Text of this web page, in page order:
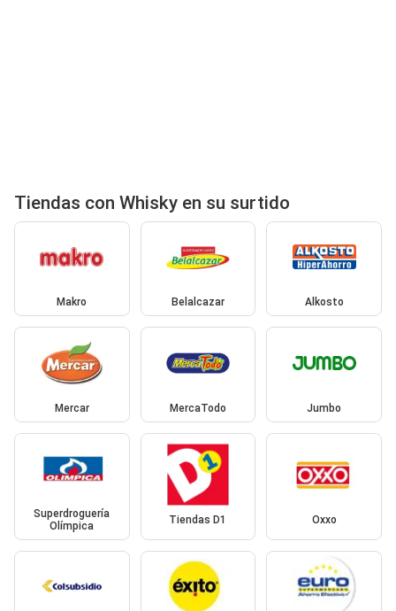
Tiendas con Whisky en su surtido
Makro Belalcazar Alkosto
Mercar MercaTodo Jumbo
Superdroguería
Olímpica
Tiendas D1 Oxxo